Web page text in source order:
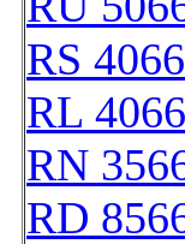
RS
RL
RN
RD